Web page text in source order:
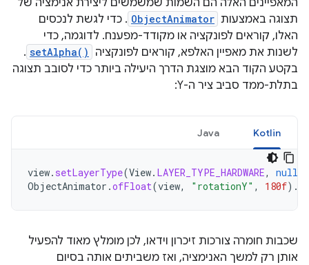
המאפיינים האלה הם השמות שמשמשים ליצירת אנימציה של
תצוגה באמצעות ObjectAnimator . כדי לגשת לנכסים
האלו, קוראים לפונקציה או מקודד-מפענח. לדוגמה, כדי
לשנות את מאפיין האלפא, קוראים לפונקציה
setAlpha()
.
בקטע הקוד הבא מוצגת הדרך היעילה ביותר כדי לסובב תצוגה
בתלת-ממד סביב ציר ה-Y:
Kotlin
Java
view. setLayerType(View. LAYER_TYPE_HARDWARE, null
ObjectAnimator .ofFloat(view, "rotationY" , 180f).
שכבות חומרה צורכות זיכרון וידאו, לכן מומלץ מאוד להפעיל
אותן רק למשך האנימציה, ואז משביתים אותה בסיום